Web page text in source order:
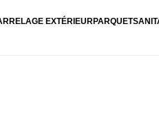
EXTÉRIEURPARQUET